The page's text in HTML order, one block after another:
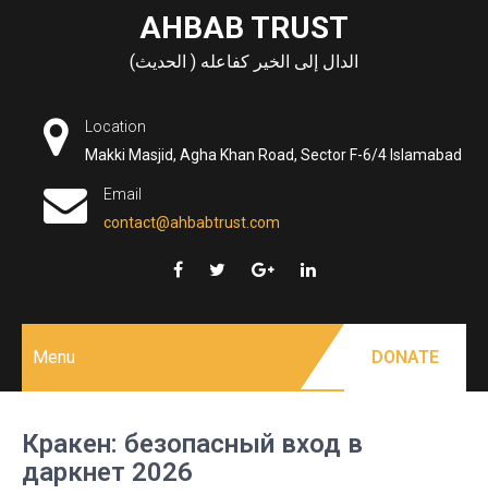
AHBAB TRUST
الدال إلى الخير كفاعله ( الحديث)
Location
Makki Masjid, Agha Khan Road, Sector F-6/4 Islamabad
Email
contact@ahbabtrust.com
Menu DONATE
Кракен: безопасный вход в
даркнет 2026